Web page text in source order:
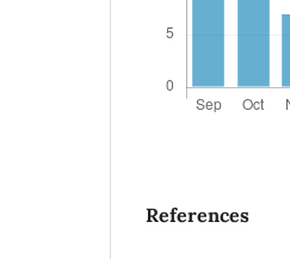
References